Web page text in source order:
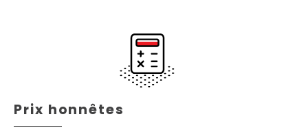
Prix honnêtes